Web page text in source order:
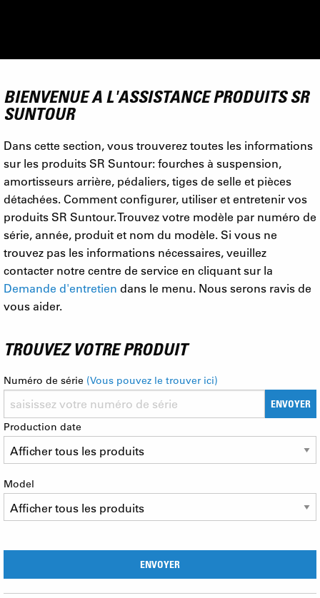
BIENVENUE A L'ASSISTANCE PRODUITS SR
SUNTOUR
Dans cette section, vous trouverez toutes les informations
sur les produits SR Suntour: fourches à suspension,
amortisseurs arrière, pédaliers, tiges de selle et pièces
détachées. Comment configurer, utiliser et entretenir vos
produits SR Suntour. Trouvez votre modèle par numéro de
série, année, produit et nom du modèle. Si vous ne
trouvez pas les informations nécessaires, veuillez
contacter notre centre de service en cliquant sur la
Demande d'entretien dans le menu. Nous serons ravis de
vous aider.
TROUVEZ VOTRE PRODUIT
Numéro de série (Vous pouvez le trouver ici)
ENVOYER
Production date
Model